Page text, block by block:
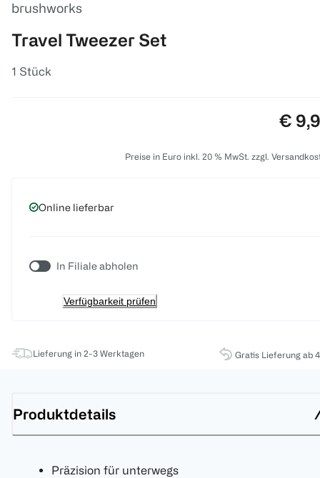
brushworks
Travel Tweezer Set
1 Stück
€
Preise in Euro inkl. 20 % MwSt. zzgl.
Online lieferbar
In Filiale abholen
Verfügbarkeit prüfen
Lieferung in 2-3 Werktagen Gratis Lieferung ab
Produktdetails
Präzision für unterwegs